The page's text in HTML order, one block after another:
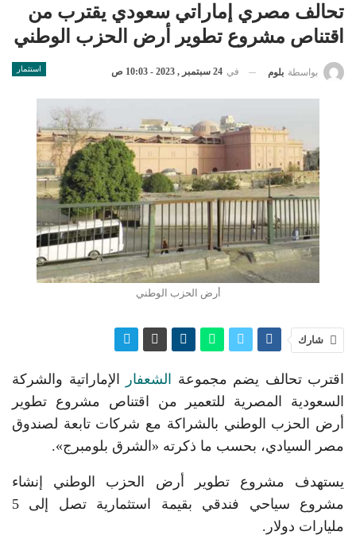
تحالف مصري إماراتي سعودي يقترب من
اقتناص مشروع تطوير أرض الحزب الوطني
استثمار بواسطة بلوم في 24 سبتمبر , 2023 - 10:03 ص
أرض الحزب الوطني
شارك
اقترب تحالف يضم مجموعة الشعفار
الإماراتية والشركة
السعودية المصرية للتعمير من اقتناص مشروع تطوير
أرض الحزب الوطني بالشراكة مع شركات تابعة لصندوق
مصر السيادي، بحسب ما ذكرته «الشرق بلومبرج».
يستهدف مشروع تطوير أرض الحزب الوطني إنشاء
مشروع سياحي فندقي بقيمة استثمارية تصل إلى 5
مليارات دولار.